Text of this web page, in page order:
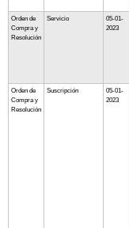
Orden de
Compra y
Resolución
Servicio
05-01-
2023
Orden de
Compra y
Resolución
Suscripción
05-01-
2023